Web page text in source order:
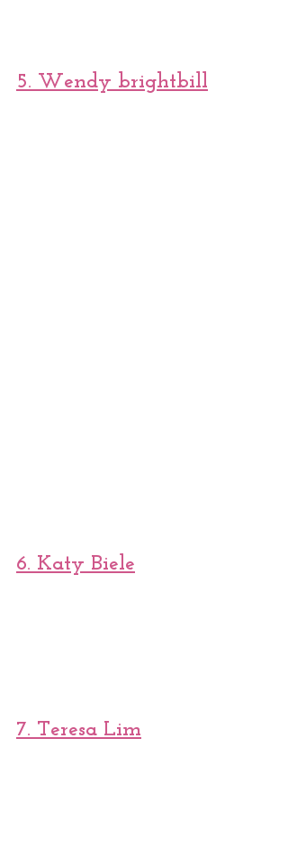
5. Wendy brightbill
6. Katy Biele
7. Teresa Lim